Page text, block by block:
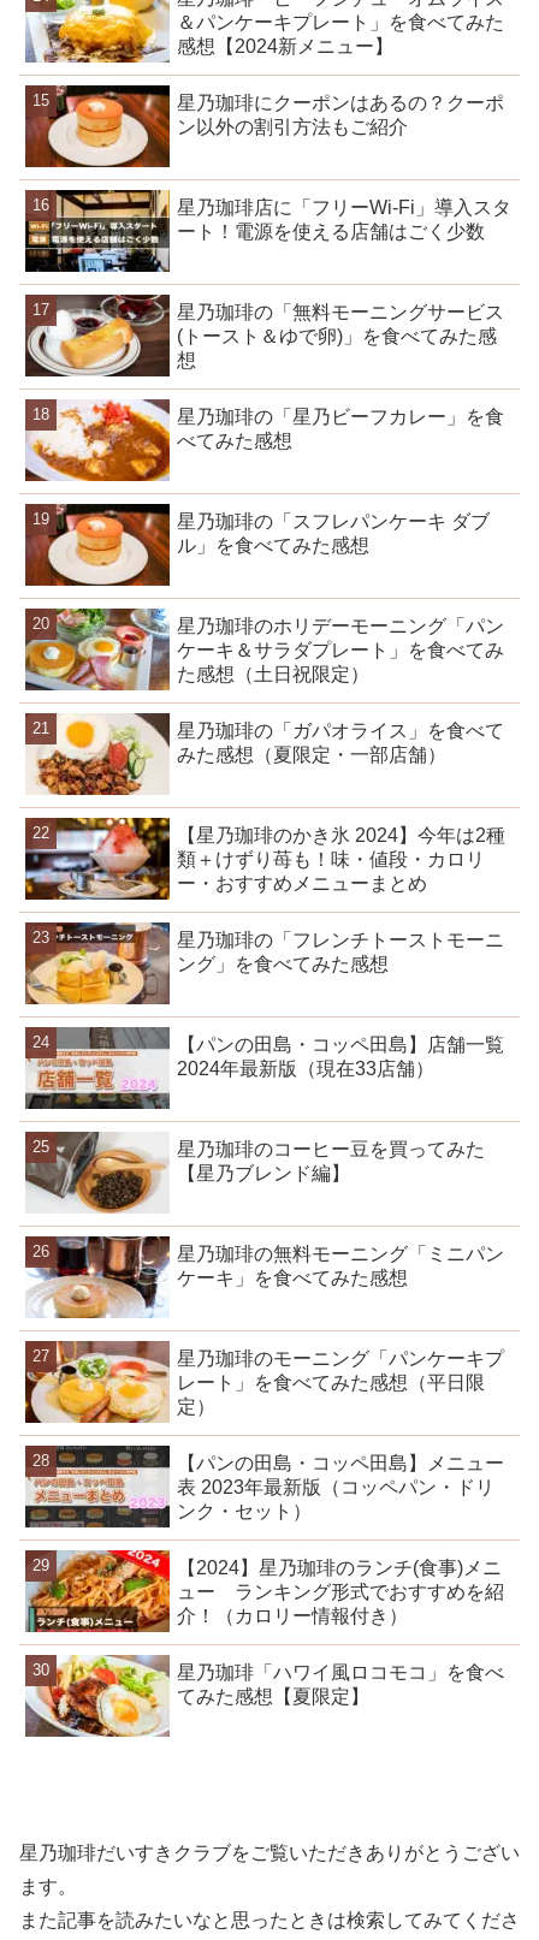
＆パンケーキプレート」を食べてみた
感想【2024新メニュー】
星乃珈琲にクーポンはあるの？クーポ
ン以外の割引方法もご紹介
星乃珈琲店に「フリーWi-Fi」導入スタ
ート！電源を使える店舗はごく少数
星乃珈琲の「無料モーニングサービス
(トースト＆ゆで卵)」を食べてみた感
想
星乃珈琲の「星乃ビーフカレー」を食
べてみた感想
星乃珈琲の「スフレパンケーキ ダブ
ル」を食べてみた感想
星乃珈琲のホリデーモーニング「パン
ケーキ＆サラダプレート」を食べてみ
た感想（土日祝限定）
星乃珈琲の「ガパオライス」を食べて
みた感想（夏限定・一部店舗）
【星乃珈琲のかき氷 2024】今年は2種
類＋けずり苺も！味・値段・カロリ
ー・おすすめメニューまとめ
星乃珈琲の「フレンチトーストモーニ
ング」を食べてみた感想
【パンの田島・コッペ田島】店舗一覧
2024年最新版（現在33店舗）
星乃珈琲のコーヒー豆を買ってみた
【星乃ブレンド編】
星乃珈琲の無料モーニング「ミニパン
ケーキ」を食べてみた感想
星乃珈琲のモーニング「パンケーキプ
レート」を食べてみた感想（平日限
定）
【パンの田島・コッペ田島】メニュー
表 2023年最新版（コッペパン・ドリ
ンク・セット）
【2024】星乃珈琲のランチ(食事)メニ
ュー ランキング形式でおすすめを紹
介！（カロリー情報付き）
星乃珈琲「ハワイ風ロコモコ」を食べ
てみた感想【夏限定】
星乃珈琲だいすきクラブをご覧いただきありがとうござい
ます。
また記事を読みたいなと思ったときは検索してみてくださ